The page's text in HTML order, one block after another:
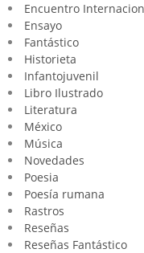
Encuentro
Ensayo
Fantástico
Historieta
Infantojuvenil
Libro Ilustrado
Literatura
México
Música
Novedades
Poesia
Poesía rumana
Rastros
Reseñas
Reseñas Fantástico